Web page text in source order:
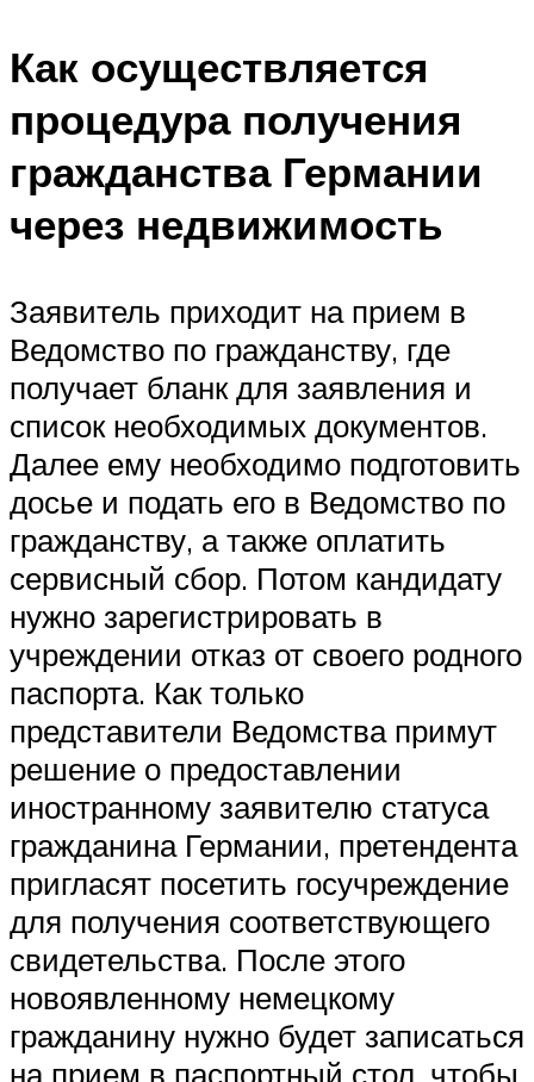
Как осуществляется
процедура получения
гражданства Германии
через недвижимость
Заявитель приходит на прием в
Ведомство по гражданству, где
получает бланк для заявления и
список необходимых документов.
Далее ему необходимо подготовить
досье и подать его в Ведомство по
гражданству, а также оплатить
сервисный сбор. Потом кандидату
нужно зарегистрировать в
учреждении отказ от своего родного
паспорта. Как только
представители Ведомства примут
решение о предоставлении
иностранному заявителю статуса
гражданина Германии, претендента
пригласят посетить госучреждение
для получения соответствующего
свидетельства. После этого
новоявленному немецкому
гражданину нужно будет записаться
на прием в паспортный стол, чтобы